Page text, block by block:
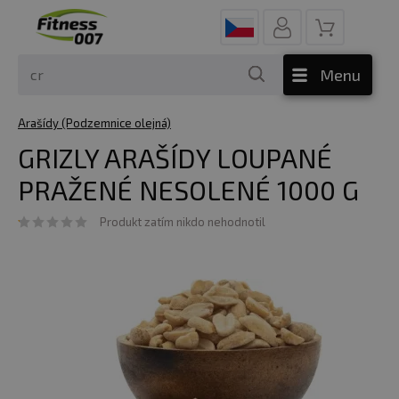
Menu
Arašídy (Podzemnice olejná)
GRIZLY ARAŠÍDY LOUPANÉ
PRAŽENÉ NESOLENÉ 1000 G
Produkt zatím nikdo nehodnotil